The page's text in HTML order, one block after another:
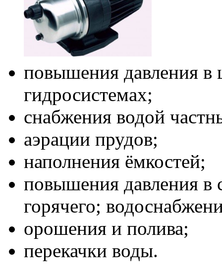
повышения давления в
гидросистемах;
снабжения водой
аэрации прудов;
наполнения ёмкостей;
повышения давления в
горячего;
орошения и полива;
перекачки воды.